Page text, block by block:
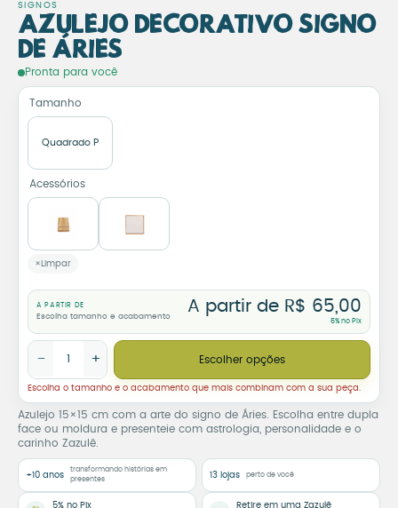
SIGNOS
Azulejo Decorativo Signo
de Áries
Azulejo Decorativo Signo
Pronta para você
Azulejo 15×15 cm com a arte do signo de Áries. Escolha entre dupla
face ou moldura e presenteie com astrologia, personalidade e o
carinho Zazulê.
Tamanho
Quadrado P
Acessórios
Limpar
A PARTIR DE
Escolha tamanho e acabamento
A partir de R$ 65,00
5% no Pix
Azulejo Decorativo Signo de Áries quantidade
− + Escolher opções
Escolha o tamanho e o acabamento que mais combinam com a sua peça.
+10 anos
transformando histórias em
presentes
13 lojas perto de você
5% no Pix Retire em uma Zazulê